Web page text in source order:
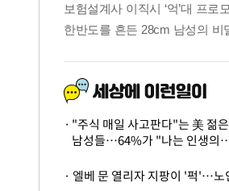
"주식 매일 사고판다"는 美 젊은
남성들…64%가 "나는 인생의